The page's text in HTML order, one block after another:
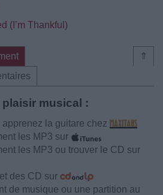
(I’m Thankful)
⇑
musical :
la guitare chez
les MP3 sur
les MP3 ou trouver le CD sur
des CD sur
de musique ou une partition au